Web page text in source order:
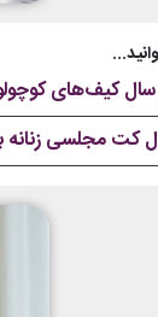
است؛ این ۱۰ سلبریتی کره‌ای با مینی بگ‌های